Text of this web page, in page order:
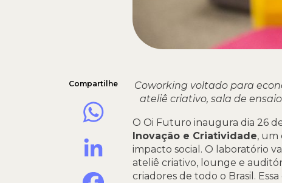
Coworking voltado para
ateliê criativo, sala de
O Oi Futuro inaugura dia 26
Inovação e Criatividade, um
impacto social. O laboratório
ateliê criativo, lounge e
criadores de todo o Brasil.
Compartilhe
WhatsApp
LinkedIn
Facebook